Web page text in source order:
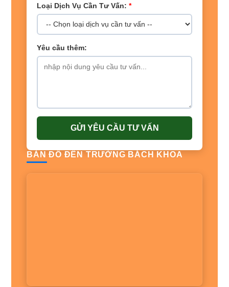
Loại Dịch Vụ Cần Tư Vấn: *
Yêu cầu thêm:
GỬI YÊU CẦU TƯ VẤN
BẢN ĐỒ ĐẾN TRƯỜNG BÁCH KHOA